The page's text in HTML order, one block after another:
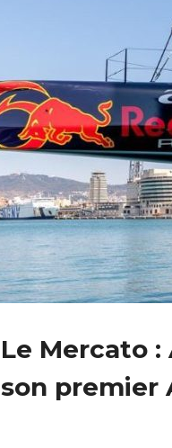
Le Mercato
son premier